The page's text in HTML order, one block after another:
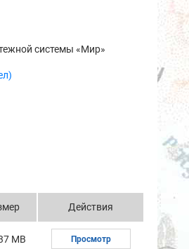
системы «Мир»
Действия
MB Просмотр